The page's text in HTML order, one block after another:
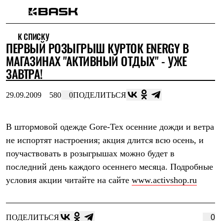
Интернет-магазин
Мужская одежда
Утепленная пухом
Куртки
Брюки
Комбинезоны
Штормовая одежда
Куртки
Софтшелл одежда
Куртки
Брюки
Флисовая одежда
Брюки
Жилеты
К СПИСКУ
ПЕРВЫЙ РОЗЫГРЫШ КУРТОК ENERGY В
МАГАЗИНАХ "АКТИВНЫЙ ОТДЫХ" - УЖЕ
ЗАВТРА!
29.09.2009 580 0ПОДЕЛИТЬСЯ
В штормовой одежде Gore-Tex осенние дожди и ветра
не испортят настроения; акция длится всю осень, и
поучаствовать в розыгрышах можно будет в
последний день каждого осеннего месяца. Подробные
условия акции читайте на сайте www.activshop.ru
ПОДЕЛИТЬСЯ 0